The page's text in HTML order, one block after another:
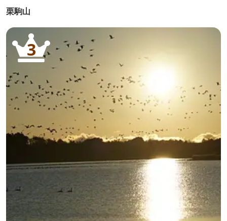
栗駒山
3